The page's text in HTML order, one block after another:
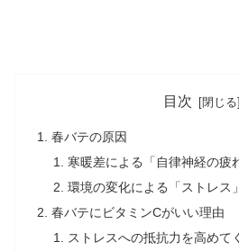
目次
春バテの原因
寒暖差による「自律神経の疲
環境の変化による「ストレス」
春バテにビタミンCがいい理由
ストレスへの抵抗力を高めて